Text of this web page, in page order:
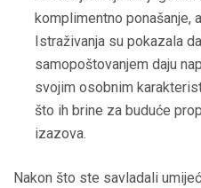
komplimentno ponašanje,
Istraživanja su pokazala
samopoštovanjem daju
svojim osobnim
što ih brine za buduće
izazova.
Nakon što ste savladali